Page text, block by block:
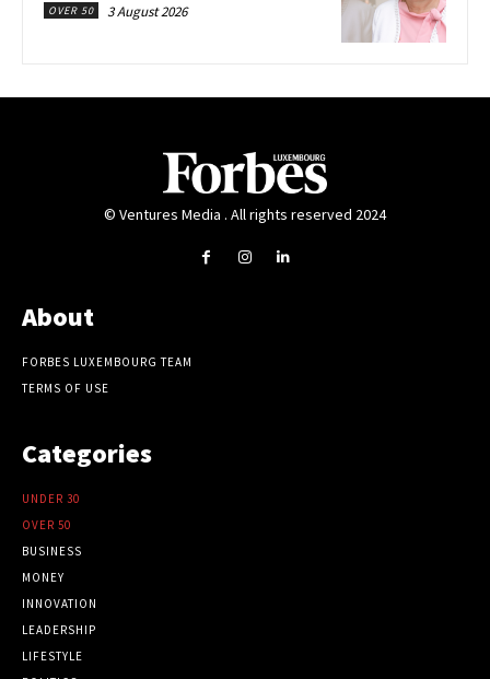
OVER 50 3 August 2026
© Ventures Media . All rights reserved 2024
About
FORBES LUXEMBOURG TEAM
TERMS OF USE
Categories
UNDER 30
OVER 50
BUSINESS
MONEY
INNOVATION
LEADERSHIP
LIFESTYLE